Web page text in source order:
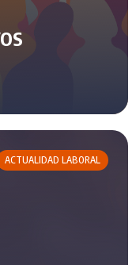
ACTUALIDAD LABORAL